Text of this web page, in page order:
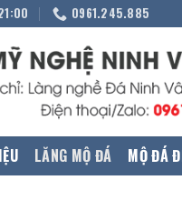
0961.245.885
LĂNG MỘ ĐÁ MỘ ĐÁ